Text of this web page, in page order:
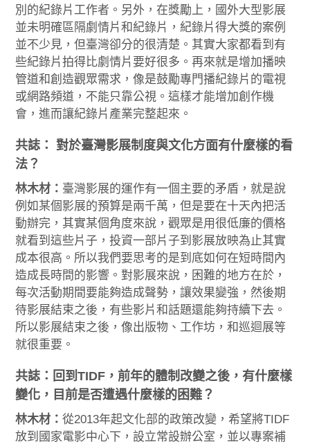
別的紀錄片工作者。另外，在獎勵上，國外大型影展
並未明確區隔劇情片和紀錄片，紀錄片得大獎的案例
並不少見，但臺灣卻分的很清楚。其實大家都看到有
些紀錄片拍得比劇情片要好很多。再來就是增加播映
管道和創造觀眾需求，像是鼓勵專門播紀錄片的電視
或網路頻道，不能只靠公視。這樣才能增加創作機
會，進而讓紀錄片產業完整起來。
共誌： 對於臺灣影展制度與文化方面有什麼樣的看
法？
林木材： 臺灣影展的運作有一個主要的矛盾，就是說
例如某個影展的預算是兩千萬，但是要在十天內把活
動辦完，其實某個角度來說，觀眾是用很低廉的價格
就看到這些片子，投資一部片子到影展放映為止其實
成本很高。所以我們要思考的是到底如何在短時間內
造成長時間的影響。對影展來說，困難的地方在於，
每次活動期間要能夠造成聲勢，讓效果變強，然後期
待影展結束之後，有些影片和話題還能夠持續下去。
所以影展結束之後，像出版物、工作坊，和巡迴展等
就很重要。
共誌：回到TIDF，前年的體制改變之後，有什麼樣
變化，目前是否遭遇什麼樣的困難？
林木材：從2013年起文化部的政策改變，希望將TIDF
放到國家電影中心下，設立常設辦公室，並以專案補